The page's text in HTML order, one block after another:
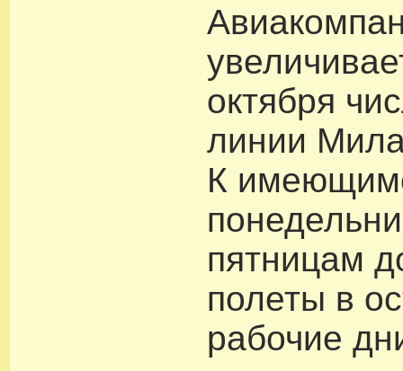
октября
линии
К
пятницам
полеты в
рабочие